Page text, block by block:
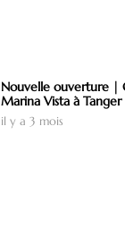
Nouvelle ouverture |
Marina Vista à Tanger
il y a 3 mois